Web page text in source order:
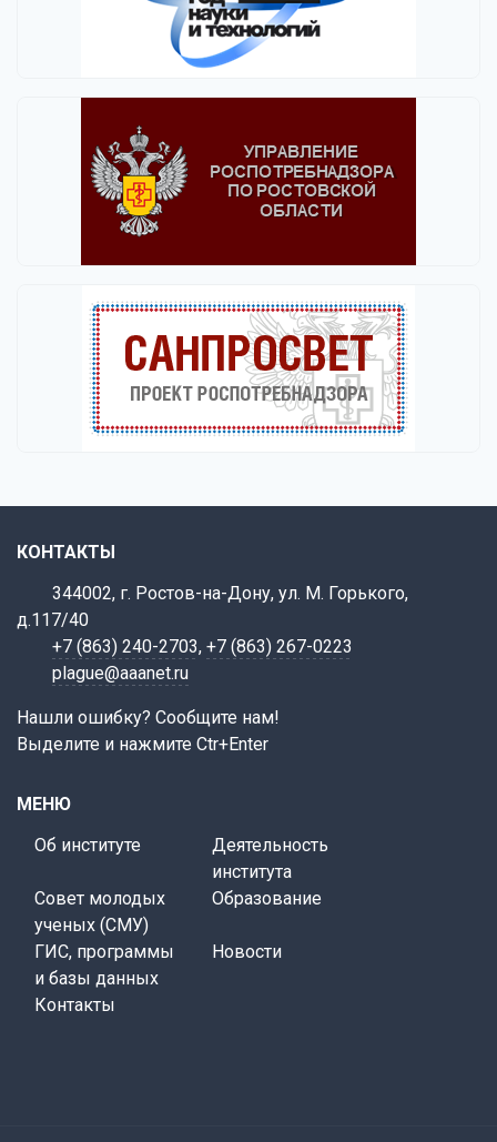
КОНТАКТЫ
344002, г. Ростов-на-Дону, ул. М. Горького,
д.117/40
+7 (863) 240-2703, +7 (863) 267-0223
plague@aaanet.ru
Нашли ошибку? Сообщите нам!
Выделите и нажмите Ctr+Enter
МЕНЮ
Об институте
Деятельность
института
Совет молодых
ученых (СМУ)
Образование
ГИС, программы
и базы данных
Новости
Контакты